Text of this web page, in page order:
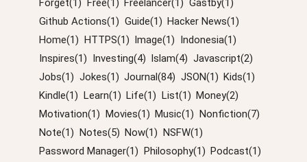
Github Actions(1) Guide(1) Hacker News(1)
Home(1) HTTPS(1) Image(1) Indonesia(1)
Inspires(1) Investing(4) Islam(4) Javascript(2)
Jobs(1) Jokes(1) Journal(84) JSON(1) Kids(1)
Kindle(1) Learn(1) Life(1) List(1) Money(2)
Motivation(1) Movies(1) Music(1) Nonfiction(7)
Note(1) Notes(5) Now(1) NSFW(1)
Password Manager(1) Philosophy(1) Podcast(1)